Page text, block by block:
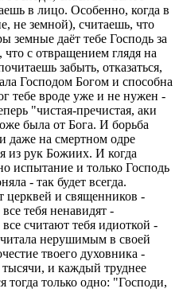
в лицо. Особенно, когда в
не земной), считаешь, что
земные даёт тебе Господь за
с отвращением глядя на
забыть, отказаться,
Господом Богом и способна
тебе вроде уже и не нужен -
"чистая-пречистая, аки
была от Бога. И борьба
даже на смертном одре
из рук Божиих. И когда
испытание и только Господь
- так будет всегда.
церквей и священников -
тебя ненавидят -
считают тебя идиоткой -
нерушимым в своей
твоего духовника -
и каждый труднее
тогда только одно: "Господи,